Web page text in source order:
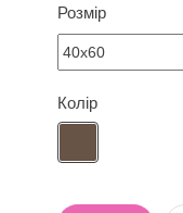
Розмір
Колір